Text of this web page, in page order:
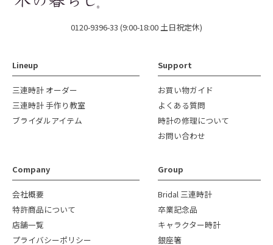
0120-9396-33 (9:00-18:00 土日祝定休)
Lineup
三連時計 オーダー
三連時計 手作り教室
ブライダルアイテム
Support
お買い物ガイド
よくある質問
時計の修理について
お問い合わせ
Company
会社概要
特許商品について
店舗一覧
プライバシーポリシー
Group
Bridal 三連時計
卒業記念品
キャラクター時計
銀座箸